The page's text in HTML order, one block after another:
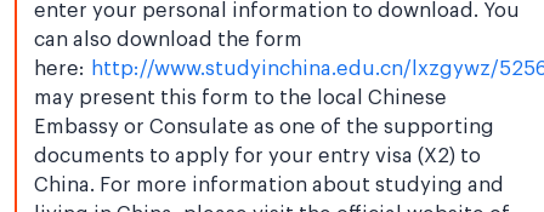
enter your personal information to download. You
can also download the form
here:
http://www.studyinchina.edu.cn/lxzgywz/
may present this form to the local Chinese
Embassy or Consulate as one of the supporting
documents to apply for your entry visa (X2) to
China. For more information about studying and